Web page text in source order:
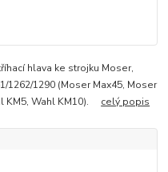
hlava ke strojku Moser,
1262/1290 (Moser Max45, Moser
KM5, Wahl KM10). celý popis